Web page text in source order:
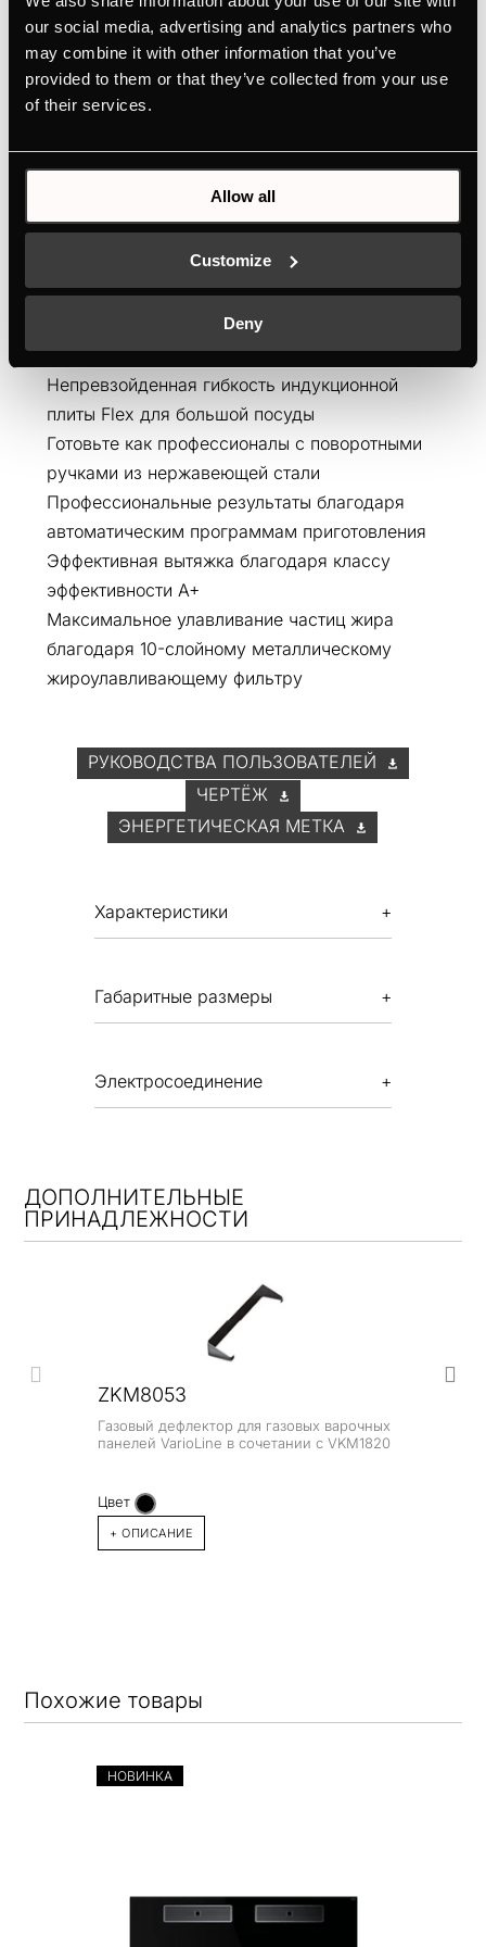
our social media, advertising and analytics partners who
may combine it with other information that you’ve
provided to them or that they’ve collected from your use
of their services.
Allow all
Customize
Deny
см с вытяжкой, покрытием Miradur® и 2
Повышенная устойчивость к царапинам
благодаря поверхности Schott Ceran Miradur®
Непревзойденная гибкость индукционной
плиты Flex для большой посуды
Готовьте как профессионалы с поворотными
ручками из нержавеющей стали
Профессиональные результаты благодаря
автоматическим программам приготовления
Эффективная вытяжка благодаря классу
эффективности A+
Максимальное улавливание частиц жира
благодаря 10-слойному металлическому
жироулавливающему фильтру
РУКОВОДСТВА ПОЛЬЗОВАТЕЛЕЙ
ЧЕРТЁЖ
ЭНЕРГЕТИЧЕСКАЯ МЕТКА
Характеристики
Габаритные размеры
Электросоединение
ДОПОЛНИТЕЛЬНЫЕ
ПРИНАДЛЕЖНОСТИ
ZKM8053
Газовый дефлектор для газовых варочных
панелей VarioLine в сочетании с VKM1820
Цвет
+ ОПИСАНИЕ
Похожие товары
НОВИНКА